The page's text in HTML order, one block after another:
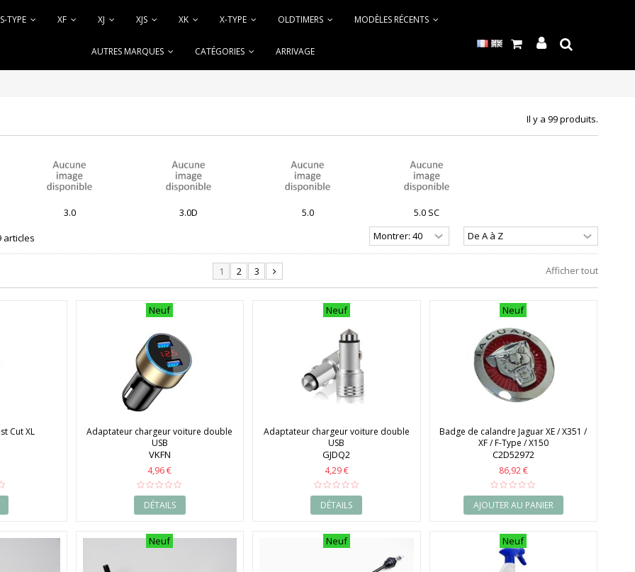
S-TYPE XF XJ XJS XK X-TYPE OLDTIMERS MODÈLES RÉCENTS
AUTRES MARQUES CATÉGORIES ARRIVAGE
Il y a 99 produits.
3.0 3.0D 5.0
5.0 SC
articles
Afficher tout
1 2 3
Cut XL
Neuf
Adaptateur chargeur voiture double
USB
VKFN
4,96 €
DÉTAILS
Neuf
Adaptateur chargeur voiture double
USB
GJDQ2
4,29 €
DÉTAILS
Neuf
Badge de calandre Jaguar XE / X351 /
XF / F-Type / X150
C2D52972
86,92 €
AJOUTER AU PANIER
Neuf Neuf Neuf